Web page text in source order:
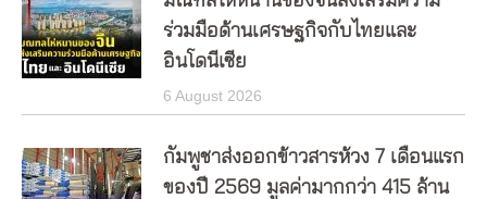
ร่วมมือด้านเศรษฐกิจกับไทยและ
อินโดนีเซีย
6 August 2026
กัมพูชาส่งออกข้าวสารห้วง 7 เดือนแรก
ของปี 2569 มูลค่ามากกว่า 415 ล้าน